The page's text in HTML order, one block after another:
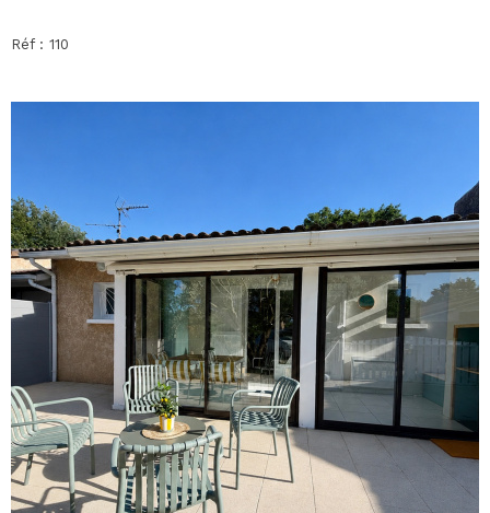
Réf : 110